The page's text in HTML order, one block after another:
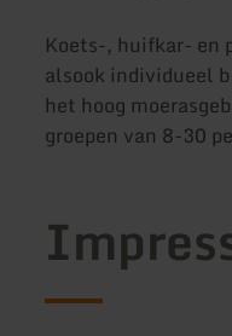
Koets-, huifkar- en
alsook individueel
het hoog
groepen van 8-30